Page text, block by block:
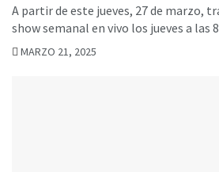
A partir de este jueves, 27 de marzo,
show semanal en vivo los jueves a las
MARZO 21, 2025